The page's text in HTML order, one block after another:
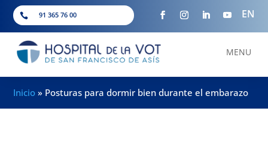
 91 365 76 00 EN
MENU
Inicio » Posturas para dormir bien durante el embarazo